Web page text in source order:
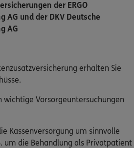
der ERGO
AG und der DKV Deutsche
AG
erhalten Sie
wichtige Vorsorgeuntersuchungen
Kassenversorgung um sinnvolle
um die Behandlung als Privatpatient